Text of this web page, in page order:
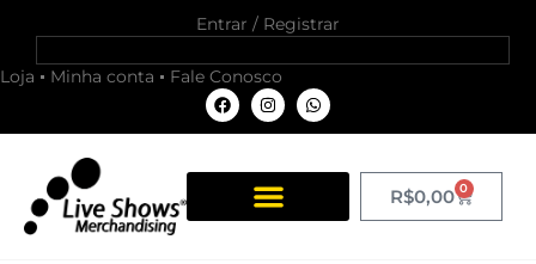
Entrar / Registrar
Loja Minha conta Fale Conosco
R$0,00 0